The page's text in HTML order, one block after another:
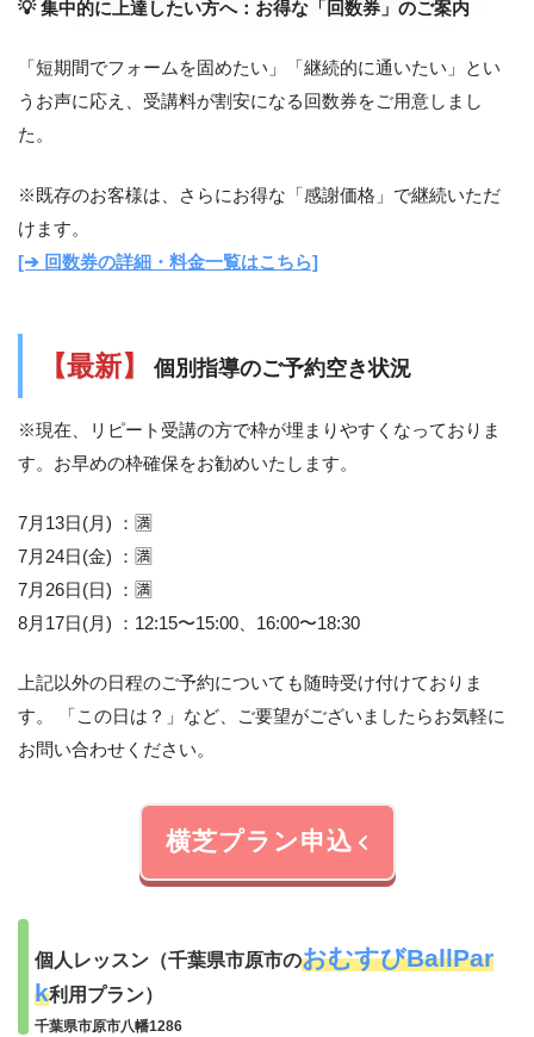
💡 集中的に上達したい方へ：お得な「回数券」のご案内
「短期間でフォームを固めたい」「継続的に通いたい」とい
うお声に応え、受講料が割安になる回数券をご用意しまし
た。
※既存のお客様は、さらにお得な「感謝価格」で継続いただ
けます。
[➔ 回数券の詳細・料金一覧はこちら]
【最新】 個別指導のご予約空き状況
※現在、リピート受講の方で枠が埋まりやすくなっておりま
す。お早めの枠確保をお勧めいたします。
7月13日(月) ：🈵
7月24日(金) ：🈵
7月26日(日) ：🈵
8月17日(月) ：12:15〜15:00、16:00〜18:30
上記以外の日程のご予約についても随時受け付けておりま
す。 「この日は？」など、ご要望がございましたらお気軽に
お問い合わせください。
横芝プラン申込
個人レッスン（千葉県市原市のおむすびBallPar
k利用プラン）
千葉県市原市八幡1286